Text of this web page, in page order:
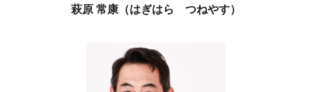
萩原 常康（はぎはら つねやす）